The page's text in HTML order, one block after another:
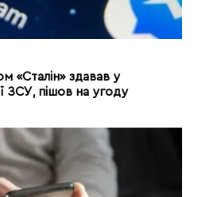
«Сталін» здавав у
ЗСУ, пішов на угоду